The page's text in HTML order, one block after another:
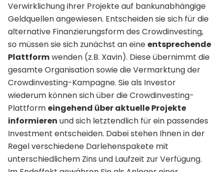
Verwirklichung ihrer Projekte auf bankunabhängige
Geldquellen angewiesen. Entscheiden sie sich für die
alternative Finanzierungsform des Crowdinvesting,
so müssen sie sich zunächst an eine entsprechende
Plattformwenden (z.B. Xavin). Diese übernimmt die
gesamte Organisation sowie die Vermarktung der
Crowdinvesting-Kampagne. Sie als Investor
wiederum können sich über die Crowdinvesting-
Plattform eingehend über aktuelle Projekte
informieren und sich letztendlich für ein passendes
Investment entscheiden. Dabei stehen Ihnen in der
Regel verschiedene Darlehenspakete mit
unterschiedlichem Zins und Laufzeit zur Verfügung.